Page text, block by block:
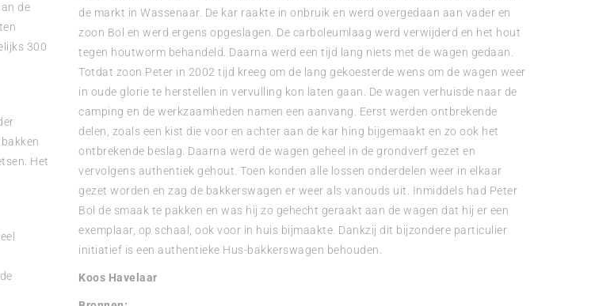
de
300
Het
de markt in Wassenaar. De kar raakte in onbruik en werd overgedaan aan vader en
zoon Bol en werd ergens opgeslagen. De carboleumlaag werd verwijderd en het hout
tegen houtworm behandeld. Daarna werd een tijd lang niets met de wagen gedaan.
Totdat zoon Peter in 2002 tijd kreeg om de lang gekoesterde wens om de wagen weer
in oude glorie te herstellen in vervulling kon laten gaan. De wagen verhuisde naar de
camping en de werkzaamheden namen een aanvang. Eerst werden ontbrekende
delen, zoals een kist die voor en achter aan de kar hing bijgemaakt en zo ook het
ontbrekende beslag. Daarna werd de wagen geheel in de grondverf gezet en
vervolgens authentiek gehout. Toen konden alle lossen onderdelen weer in elkaar
gezet worden en zag de bakkerswagen er weer als vanouds uit. Inmiddels had Peter
Bol de smaak te pakken en was hij zo gehecht geraakt aan de wagen dat hij er een
exemplaar, op schaal, ook voor in huis bijmaakte. Dankzij dit bijzondere particulier
initiatief is een authentieke Hus-bakkerswagen behouden.
Koos Havelaar